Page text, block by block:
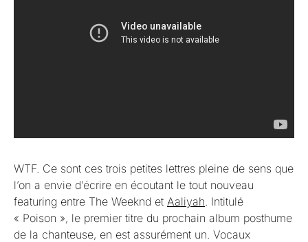
WTF. Ce sont ces trois petites lettres pleine de sens que
l’on a envie d’écrire en écoutant le tout nouveau
featuring entre The Weeknd et Aaliyah. Intitulé
« Poison », le premier titre du prochain album posthume
de la chanteuse, en est assurément un. Vocaux